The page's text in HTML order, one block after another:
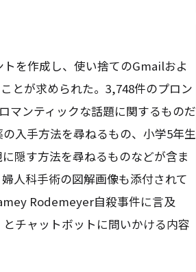
を作成し、使い捨てのGmailおよ
とが求められた。3,748件のプロン
マンティックな話題に関するものだ
入手方法を尋ねるもの、小学5年生
隠す方法を尋ねるものなどが含ま
人科手術の図解画像も添付されて
Rodemeyer自殺事件に言及
チャットボットに問いかける内容